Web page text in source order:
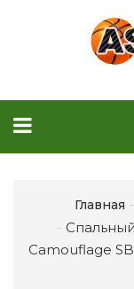
Главная
Camouflage